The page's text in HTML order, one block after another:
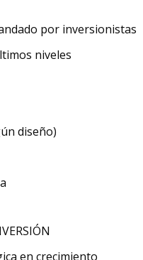
por inversionistas
niveles
diseño)
en crecimiento